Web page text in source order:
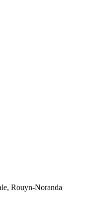
Rouyn-Noranda